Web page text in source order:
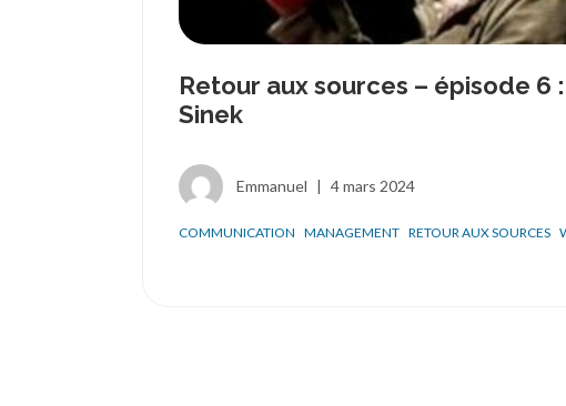
Retour aux sources – épisode 6
Sinek
Emmanuel | 4 mars 2024
COMMUNICATION MANAGEMENT RETOUR AUX SOURCES